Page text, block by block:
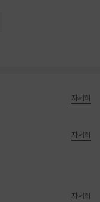
자세히
자세히
자세히